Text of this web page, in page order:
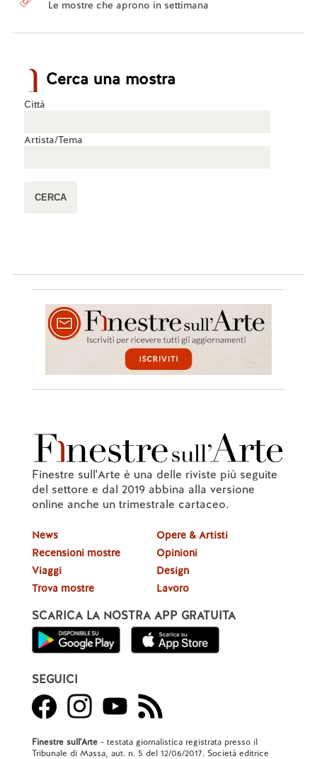
Le mostre che aprono in settimana
Cerca una mostra
Città
Artista/Tema
Finestre sull'Arte è una delle riviste più seguite
del settore e dal 2019 abbina alla versione
online anche un trimestrale cartaceo.
News
Recensioni mostre
Viaggi
Trova mostre
Opere & Artisti
Opinioni
Design
Lavoro
SCARICA LA NOSTRA APP GRATUITA
SEGUICI
Finestre sull'Arte- testata giornalistica registrata presso il
Tribunale di Massa, aut. n. 5 del 12/06/2017. Società editrice